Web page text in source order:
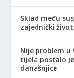
Sklad među
zajednički život
Nije problem u
tijela postalo
današnjice